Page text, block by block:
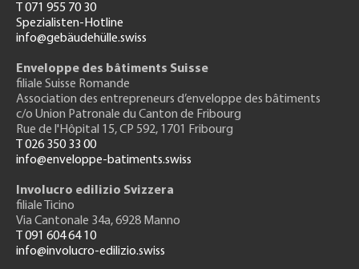
T 071 955 70 30
Spezialisten-Hotline
info@gebäudehülle.swiss
Enveloppe des bâtiments Suisse
filiale Suisse Romande
Association des entrepreneurs d’enveloppe des bâtiments
c/o Union Patronale du Canton de Fribourg
Rue de l'Hôpital 15, CP 592, 1701 Fribourg
T 026 350 33 00
info@enveloppe-batiments.swiss
Involucro edilizio Svizzera
filiale Ticino
Via Cantonale 34a, 6928 Manno
T 091 604 64 10
info@involucro-edilizio.swiss